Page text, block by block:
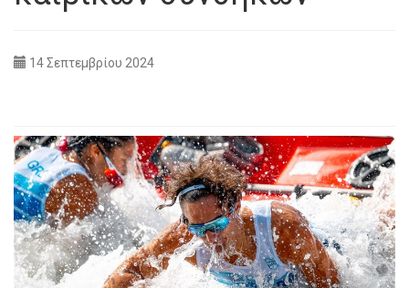
14 Σεπτεμβρίου 2024